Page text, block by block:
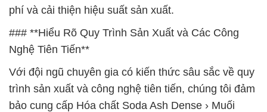
phí và cải thiện hiệu suất sản xuất.
### **Hiểu Rõ Quy Trình Sản Xuất và Các Công
Nghệ Tiên Tiến**
Với đội ngũ chuyên gia có kiến thức sâu sắc về quy
trình sản xuất và công nghệ tiên tiến, chúng tôi đảm
bảo cung cấp Hóa chất Soda Ash Dense › Muối